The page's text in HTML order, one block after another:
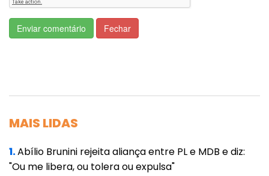
pandemia de coronavírus. Com passar a
boiada Salles se referia a afrouxar a
“Com a velocidade que nós perdemos esse
reconquistar agora com o novo governo,
porque o presidente Lula ele já declarou ‘eu
vou me preocupar com as pautas
Enviar comentário Fechar
MAIS LIDAS
1.Abílio Brunini rejeita aliança entre PL e MDB e diz:
"Ou me libera, ou tolera ou expulsa"